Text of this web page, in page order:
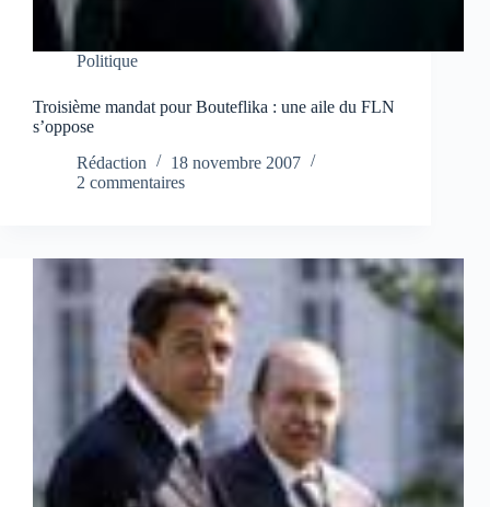
Politique
Troisième mandat pour Bouteflika : une aile du FLN
s’oppose
Rédaction
18 novembre 2007
2 commentaires